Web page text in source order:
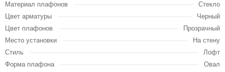
Материал плафонов
Стекло
Цвет арматуры
Черный
Цвет плафонов
Прозрачный
Место установки
На стену
Стиль
Лофт
Форма плафона
Овал